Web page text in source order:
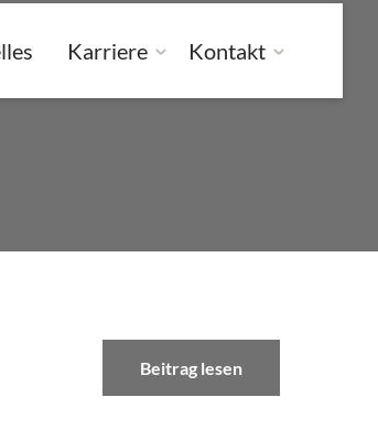
Karriere Kontakt
Beitrag lesen